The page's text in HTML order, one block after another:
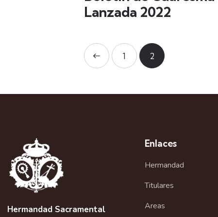
Lanzada 2022
1 2
Hermandad Sacramental
Enlaces
Hermandad
Titulares
Areas